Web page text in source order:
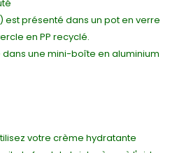
est présenté dans un pot en verre
en PP recyclé.
une mini-boîte en aluminium
votre crème hydratante